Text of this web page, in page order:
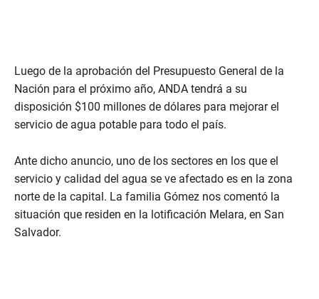
Luego de la aprobación del Presupuesto General de la
Nación para el próximo año, ANDA tendrá a su
disposición $100 millones de dólares para mejorar el
servicio de agua potable para todo el país.
Ante dicho anuncio, uno de los sectores en los que el
servicio y calidad del agua se ve afectado es en la zona
norte de la capital. La familia Gómez nos comentó la
situación que residen en la lotificación Melara, en San
Salvador.